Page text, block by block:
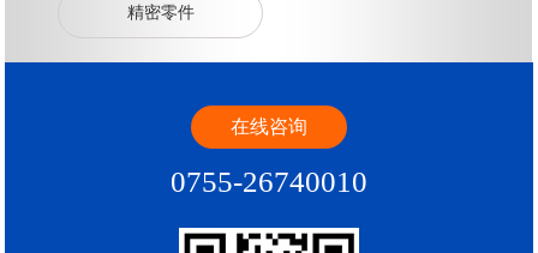
精密零件
在线咨询
0755-26740010